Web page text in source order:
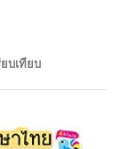
บเทียบ